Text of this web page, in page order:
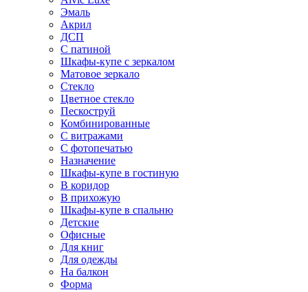
Эмаль
Акрил
ДСП
С патиной
Шкафы-купе с зеркалом
Матовое зеркало
Стекло
Цветное стекло
Пескоструй
Комбинированные
С витражами
С фотопечатью
Назначение
Шкафы-купе в гостиную
В коридор
В прихожую
Шкафы-купе в спальню
Детские
Офисные
Для книг
Для одежды
На балкон
Форма